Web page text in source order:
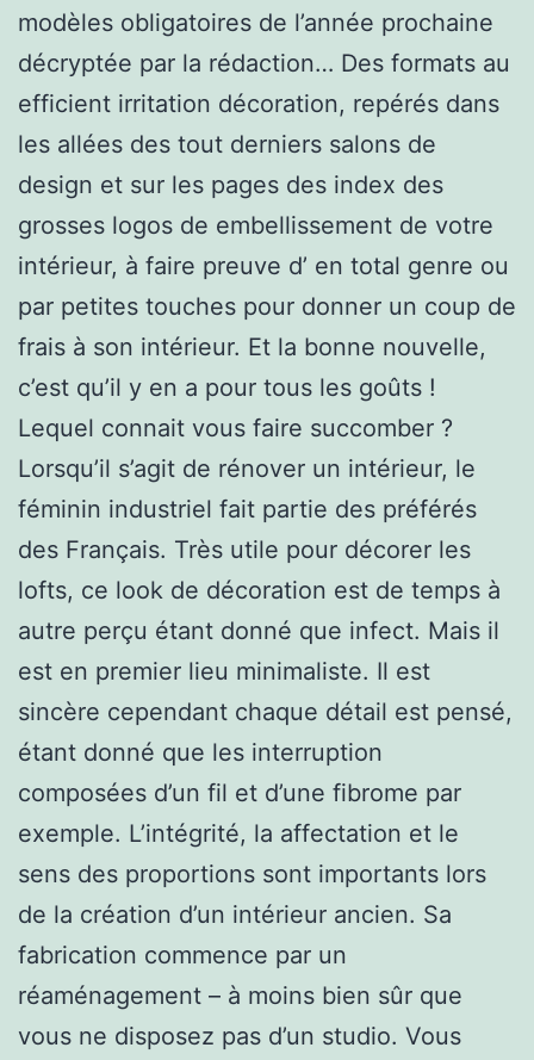
modèles obligatoires de l’année prochaine
décryptée par la rédaction… Des formats au
efficient irritation décoration, repérés dans
les allées des tout derniers salons de
design et sur les pages des index des
grosses logos de embellissement de votre
intérieur, à faire preuve d’ en total genre ou
par petites touches pour donner un coup de
frais à son intérieur. Et la bonne nouvelle,
c’est qu’il y en a pour tous les goûts !
Lequel connait vous faire succomber ?
Lorsqu’il s’agit de rénover un intérieur, le
féminin industriel fait partie des préférés
des Français. Très utile pour décorer les
lofts, ce look de décoration est de temps à
autre perçu étant donné que infect. Mais il
est en premier lieu minimaliste. Il est
sincère cependant chaque détail est pensé,
étant donné que les interruption
composées d’un fil et d’une fibrome par
exemple. L’intégrité, la affectation et le
sens des proportions sont importants lors
de la création d’un intérieur ancien. Sa
fabrication commence par un
réaménagement – à moins bien sûr que
vous ne disposez pas d’un studio. Vous